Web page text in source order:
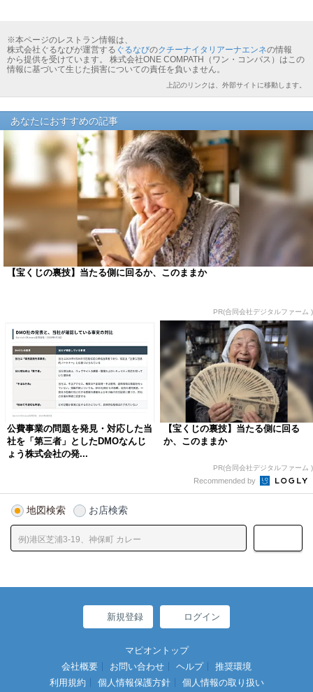
※本ページのレストラン情報は、
株式会社ぐるなびが運営する ぐるなびのクチーナイタリアーナエンネの情報
から提供を受けています。 株式会社ONE COMPATH（ワン・コンパス）はこの
情報に基づいて生じた損害についての責任を負いません。
上記のリンクは、外部サイトに移動します。
あなたにおすすめの記事
【宝くじの裏技】当たる側に回るか、このままか
PR(合同会社デジタルファーム )
公費事業の問題を発見・対応した当
社を「第三者」としたDMOなんじ
ょう株式会社の発...
【宝くじの裏技】当たる側に回る
か、このままか
PR(合同会社デジタルファーム )
Recommended by
地図検索 お店検索
新規登録 ログイン
マピオントップ
会社概要
お問い合わせ ヘルプ
推奨環境
利用規約
個人情報保護方針 個人情報の取り扱い